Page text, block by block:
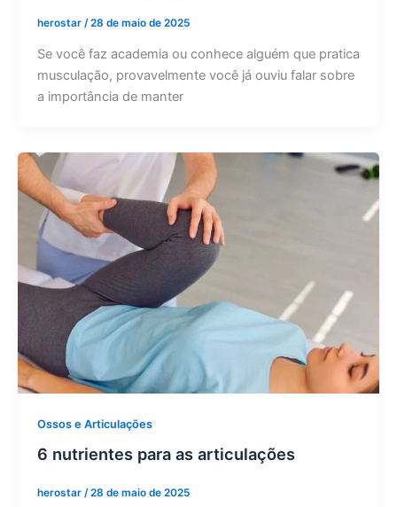
herostar /28 de maio de 2025
Se você faz academia ou conhece alguém que pratica
musculação, provavelmente você já ouviu falar sobre
a importância de manter
Ossos e Articulações
6 nutrientes para as articulações
herostar /28 de maio de 2025